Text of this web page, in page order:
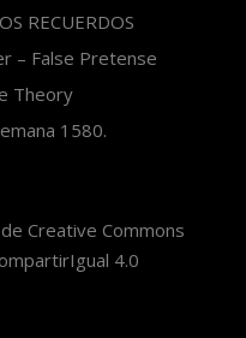
RECUERDOS
– False Pretense
Theory
1580.
Creative Commons
4.0